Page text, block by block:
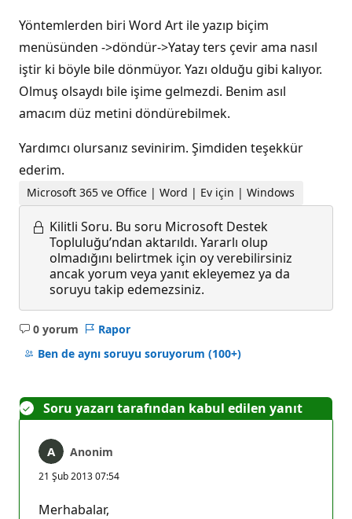
Yöntemlerden biri Word Art ile yazıp biçim
menüsünden ->döndür->Yatay ters çevir ama nasıl
iştir ki böyle bile dönmüyor. Yazı olduğu gibi kalıyor.
Olmuş olsaydı bile işime gelmezdi. Benim asıl
amacım düz metini döndürebilmek.
Yardımcı olursanız sevinirim. Şimdiden teşekkür
ederim.
Microsoft 365 ve Office | Word | Ev için | Windows
Kilitli Soru. Bu soru Microsoft Destek
Topluluğu’ndan aktarıldı. Yararlı olup
olmadığını belirtmek için oy verebilirsiniz
ancak yorum veya yanıt ekleyemez ya da
soruyu takip edemezsiniz.
0 yorum
Açıklama
yok
Rapor
Ben de aynı soruyu soruyorum (100+)
Soru yazarı tarafından kabul edilen yanıt
Anonim
21 Şub 2013 07:54
Merhabalar,